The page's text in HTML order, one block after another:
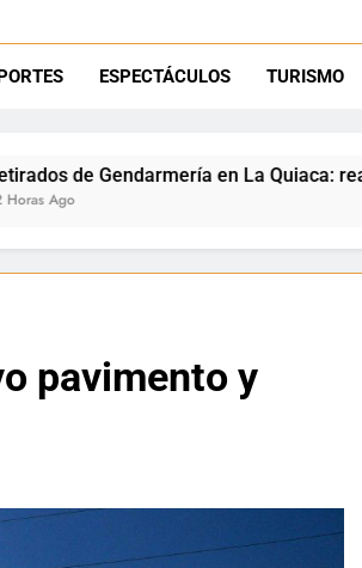
La Quiaca: música, baile y un encuentro
ESPECTÁCULOS TURISMO
La Quiaca: realizarán una charla sobre
pavimento y